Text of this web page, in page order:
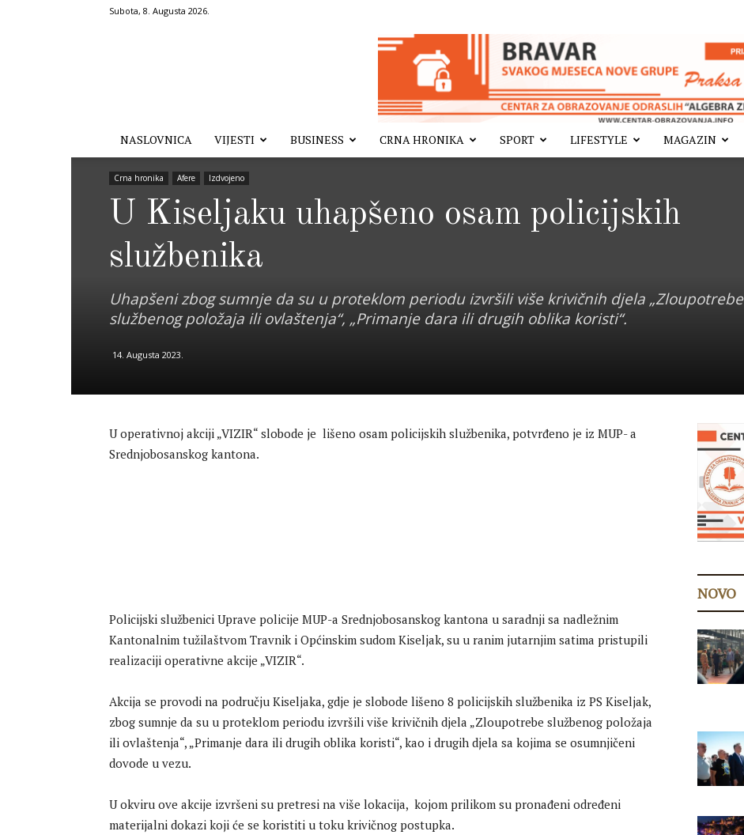
Subota, 8. Augusta 2026.
NASLOVNICA VIJESTI BUSINESS CRNA HRONIKA SPORT LIFESTYLE MAGAZIN
Crna hronika Afere Izdvojeno
U Kiseljaku uhapšeno osam policijskih
službenika
Uhapšeni zbog sumnje da su u proteklom periodu izvršili više krivičnih djela „Zloupotrebe
službenog položaja ili ovlaštenja“, „Primanje dara ili drugih oblika koristi“.
14. Augusta 2023.
U operativnoj akciji „VIZIR“ slobode je lišeno osam policijskih službenika, potvrđeno je iz MUP- a
Srednjobosanskog kantona.
Policijski službenici Uprave policije MUP-a Srednjobosanskog kantona u saradnji sa nadležnim
Kantonalnim tužilaštvom Travnik i Općinskim sudom Kiseljak, su u ranim jutarnjim satima pristupili
realizaciji operativne akcije „VIZIR“.
Akcija se provodi na području Kiseljaka, gdje je slobode lišeno 8 policijskih službenika iz PS Kiseljak,
zbog sumnje da su u proteklom periodu izvršili više krivičnih djela „Zloupotrebe službenog položaja
ili ovlaštenja“, „Primanje dara ili drugih oblika koristi“, kao i drugih djela sa kojima se osumnjičeni
dovode u vezu.
U okviru ove akcije izvršeni su pretresi na više lokacija, kojom prilikom su pronađeni određeni
materijalni dokazi koji će se koristiti u toku krivičnog postupka.
NOVO